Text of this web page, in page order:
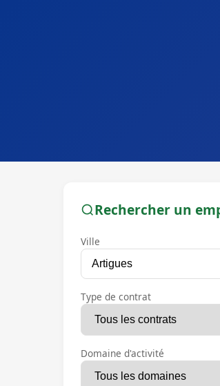
Rechercher un
Ville
Type de contrat
Domaine d'activité